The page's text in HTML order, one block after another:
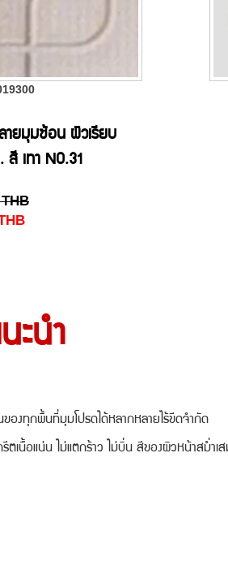
ลายมุมซ้อน ผิวเรียบ
เทา NO.31
THB
ะนำ
งทุกพื้นที่มุมโปรดได้หลากหลายไร้ขีดจำกัด
ตเนื้อแน่น ไม่แตกร้าว ไม่บิ่น สีของผิวหน้าสม่ำ